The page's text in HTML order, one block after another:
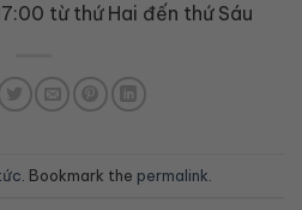
từ thứ Hai đến thứ Sáu
. Bookmark the permalink